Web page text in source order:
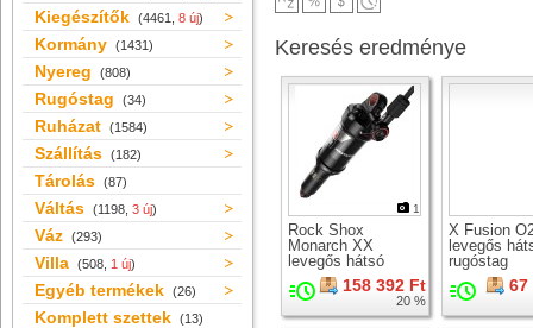
Kiegészítők (4461, 8 új)
Kormány (1431)
Nyereg (808)
Rugóstag (34)
Ruházat (1584)
Szállítás (182)
Tárolás (87)
Váltás (1198, 3 új)
Váz (293)
Villa (508, 1 új)
Egyéb termékek (26)
Komplett szettek (13)
Keresés eredménye
1
Rock Shox
Monarch XX
levegős hátsó
rugóstag158 392 Ft
20 %
X Fusion
levegős
rugóstag
67